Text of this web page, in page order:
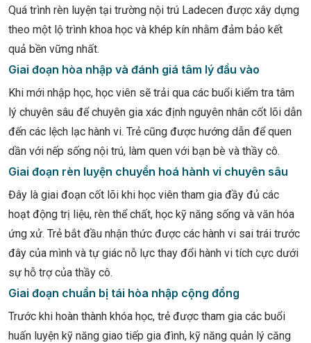
Quá trình rèn luyện tại trường nội trú Ladecen được xây dựng
theo một lộ trình khoa học và khép kín nhằm đảm bảo kết
quả bền vững nhất.
Giai đoạn hòa nhập và đánh giá tâm lý đầu vào
Khi mới nhập học, học viên sẽ trải qua các buổi kiểm tra tâm
lý chuyên sâu để chuyên gia xác định nguyên nhân cốt lõi dẫn
đến các lệch lạc hành vi. Trẻ cũng được hướng dẫn để quen
dần với nếp sống nội trú, làm quen với bạn bè và thầy cô.
Giai đoạn rèn luyện chuyển hoá hành vi chuyên sâu
Đây là giai đoạn cốt lõi khi học viên tham gia đầy đủ các
hoạt động trị liệu, rèn thể chất, học kỹ năng sống và văn hóa
ứng xử. Trẻ bắt đầu nhận thức được các hành vi sai trái trước
đây của mình và tự giác nỗ lực thay đổi hành vi tích cực dưới
sự hỗ trợ của thầy cô.
Giai đoạn chuẩn bị tái hòa nhập cộng đồng
Trước khi hoàn thành khóa học, trẻ được tham gia các buổi
huấn luyện kỹ năng giao tiếp gia đình, kỹ năng quản lý căng